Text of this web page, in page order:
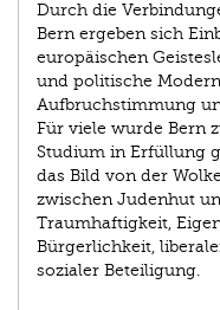
Durch die
Bern ergeben sich
europäischen
und politische
Aufbruchstimmung
Für viele wurde Bern
Studium in Erfüllung
das Bild von der
zwischen Judenhut
Traumhaftigkeit,
Bürgerlichkeit,
sozialer Beteiligung.